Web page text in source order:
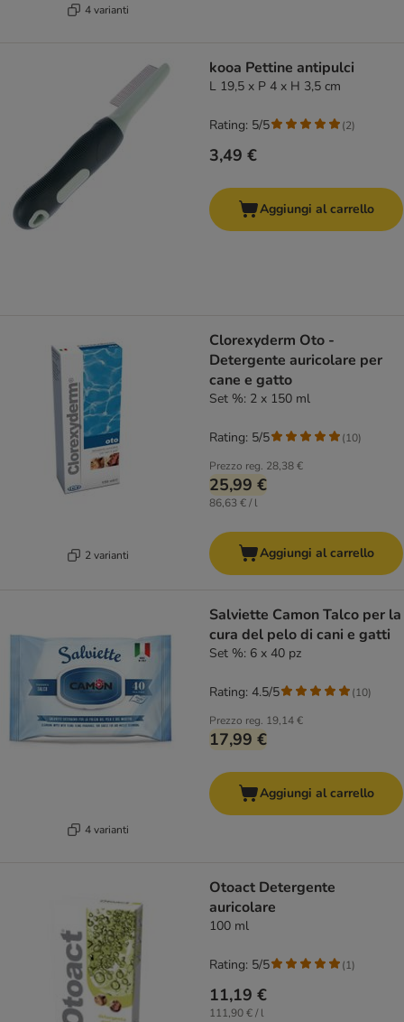
4 varianti
kooa Pettine antipulci
L 19,5 x P 4 x H 3,5 cm
3,49 €
Rating: 5/5 (2)
Aggiungi al carrello
2 varianti
Clorexyderm Oto -
Detergente auricolare per
cane e gatto
Set %: 2 x 150 ml
Prezzo reg. 28,38 €
25,99 €
86,63 € / l
Rating: 5/5 (10)
Aggiungi al carrello
4 varianti
Salviette Camon Talco per la
cura del pelo di cani e gatti
Set %: 6 x 40 pz
Prezzo reg. 19,14 €
17,99 €
Rating: 4.5/5 (10)
Aggiungi al carrello
Otoact Detergente
auricolare
100 ml
11,19 €
111,90 € / l
Rating: 5/5 (1)